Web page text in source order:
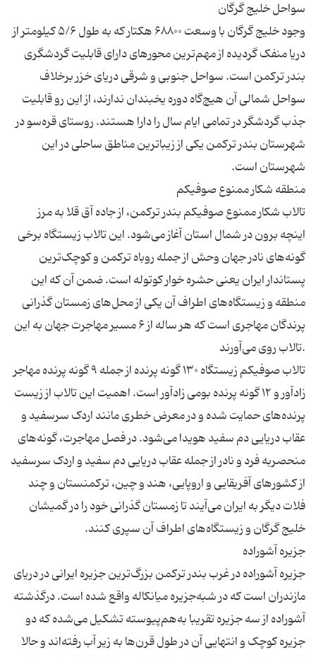
وجود خلیج گرگان با وسعت ۶۸۸۰۰ هکتار که به طول ۵/۶ کیلومتر از
دریا منفک گردیده از مهم‌ترین محورهای دارای قابلیت گردشگری
بندر ترکمن است. سواحل جنوبی و شرقی دریای خزر برخلاف
سواحل شمالی آن هیچ‌گاه دوره یخبندان ندارند، از این رو قابلیت
جذب گردشگر در تمامی ایام سال را دارا هستند. روستای قره‌سو در
شهرستان بندر ترکمن یکی از زیباترین مناطق ساحلی در این
تالاب شکار ممنوع صوفیکم بندر ترکمن، از ‪ جاده آق قلا به مرز
اینچه برون در شمال استان آغاز می‌شود. این تالاب زیستگاه برخی
گونه‌های نادر جهان وحش از جمله روباه ترکمن و کوچک‌ترین
پستاندار ایران یعنی حشره خوار کوتوله است. ضمن آن که این
منطقه و زیستگاه‌های اطراف آن یکی از محل‌های زمستان گذرانی
پرندگان مهاجری است که هر ساله از ۶ مسیر مهاجرت جهان به این
تالاب صوفیکم زیستگاه ۱۳۰ گونه پرنده از جمله ۹ گونه پرنده مهاجر
زادآور و ۱۲ گونه پرنده بومی زادآور است. اهمیت این تالاب از زیست
پرنده‌های حمایت شده و در معرض خطری مانند اردک سرسفید و
عقاب دریایی دم سفید هویدا می‌شود. در فصل مهاجرت، گونه‌های
منحصربه فرد و نادر از جمله عقاب دریایی دم سفید و اردک سرسفید
از کشورهای آفریقایی و اروپایی، هند و چین، ترکمنستان و چند
فلات دیگر به ایران می‌آیند تا زمستان گذرانی خود را در گمیشان
جزیره آشوراده در غرب بندر ترکمن بزرگ‌ترین جزیره ایرانی در دریای
مازندران است که در شبه‌جزیره میانکاله واقع ‌شده است. درگذشته
آشوراده از سه جزیره تقریبا به‌هم‌پیوسته تشکیل می‌شده که دو
جزیره کوچک و انتهایی آن در طول قرن‌ها به زیر آب رفته‌اند و حالا